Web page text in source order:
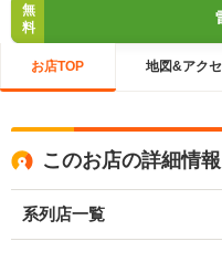
無
料
お店TOP 地図&アク
このお店の詳細情報
系列店一覧